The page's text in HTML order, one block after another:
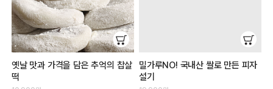
옛날 맛과 가격을 담은 추억의 찹살
떡
밀가루NO! 국내산 쌀로 만든 피자
설기